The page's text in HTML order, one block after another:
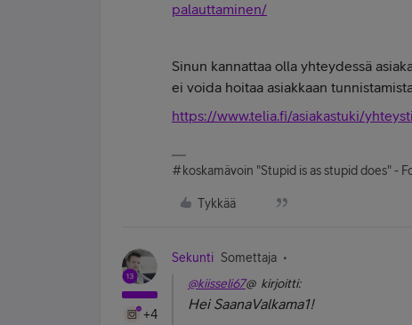
palauttaminen/
Sinun kannattaa olla yhteydessä
ei voida hoitaa asiakkaan
https://www.telia.fi/asiakastuki/
#koskamävoin "Stupid is as stupid does" -
Tykkää
+4
Sekunti Somettaja
@kiisseli67@ kirjoitti:
Hei SaanaValkama1!